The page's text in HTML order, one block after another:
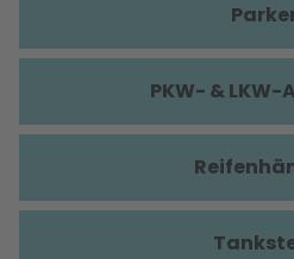
PKW- &